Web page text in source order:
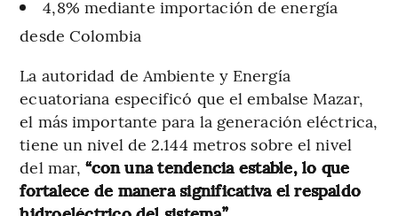
4,8% mediante importación de energía
desde Colombia
La autoridad de Ambiente y Energía
ecuatoriana especificó que el embalse Mazar,
el más importante para la generación eléctrica,
tiene un nivel de 2.144 metros sobre el nivel
del mar,“con una tendencia estable, lo que
fortalece de manera significativa el respaldo